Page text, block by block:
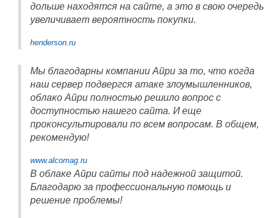
дольше находятся на сайте, а это в свою очередь
увеличивает вероятность покупки.
henderson.ru
Мы благодарны компании Айри за то, что когда
наш сервер подвергся атаке злоумышленников,
облако Айри полностью решило вопрос с
доступностью нашего сайта. И еще
проконсультировали по всем вопросам. В общем,
рекомендую!
www.alcomag.ru
В облаке Айри сайты под надежной защитой.
Благодарю за профессиональную помощь и
решение проблемы!